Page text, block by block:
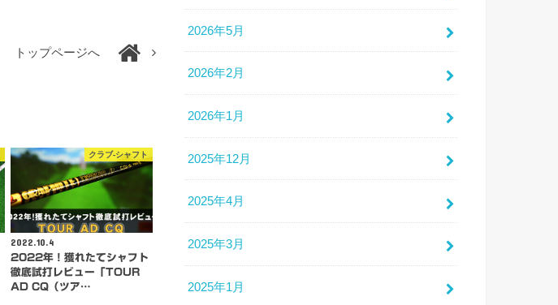
トップページへ
クラブ-シャフト
2022.10.4
2022年！獲れたてシャフト
徹底試打レビュー「TOUR
AD CQ（ツア…
2026年5月
2026年2月
2026年1月
2025年12月
2025年4月
2025年3月
2025年1月